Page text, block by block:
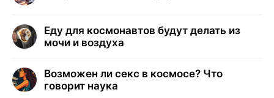
Еду для космонавтов будут делать из
мочи и воздуха
Возможен ли секс в космосе? Что
говорит наука